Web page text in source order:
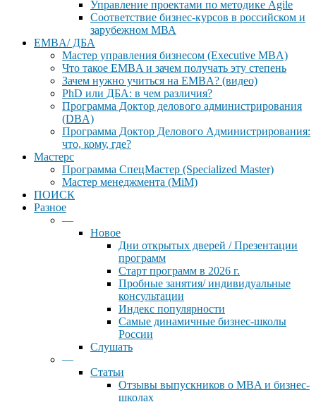
Управление проектами по методике Agile
Соответствие бизнес-курсов в российском и
зарубежном МВА
EMBA/ ДБA
Мастер управления бизнесом (Executive MBA)
Что такое EMBA и зачем получать эту степень
Зачем нужно учиться на EMBA? (видео)
PhD или ДБА: в чем различия?
Программа Доктор делового администрирования
(DBА)
Программа Доктор Делового Администрирования:
что, кому, где?
Мастерс
Программа СпецМастер (Specialized Master)
Мастер менеджмента (MiM)
ПОИСК
Разное
—
Новое
Дни открытых дверей / Презентации
программ
Старт программ в 2026 г.
Пробные занятия/ индивидуальные
консультации
Индекс популярности
Самые динамичные бизнес-школы
России
Слушать
—
Статьи
Отзывы выпускников о MBA и бизнес-
школах